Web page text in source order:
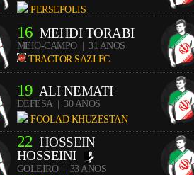
PERSEPOLIS
16 MEHDI TORABI
MEIO-CAMPO
| 31 ANOS
TRACTOR SAZI FC
19 ALI NEMATI
DEFESA
| 30 ANOS
FOOLAD KHUZESTAN
22 HOSSEIN
HOSSEINI
GOLEIRO
| 33 ANOS